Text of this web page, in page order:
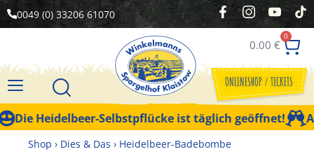
0049 (0) 33206 61070
0.00€
0
ONLINESHOP / TICKETS
Heidelbeer-Selbstpflücke ist täglich geöffnet!
Shop › Dies & Das › Heidelbeer-Badebombe